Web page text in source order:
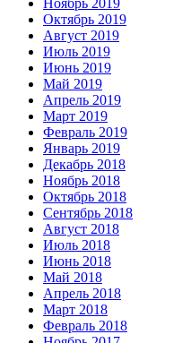
Ноябрь 2019
Октябрь 2019
Август 2019
Июль 2019
Июнь 2019
Май 2019
Апрель 2019
Март 2019
Февраль 2019
Январь 2019
Декабрь 2018
Ноябрь 2018
Октябрь 2018
Сентябрь 2018
Август 2018
Июль 2018
Июнь 2018
Май 2018
Апрель 2018
Март 2018
Февраль 2018